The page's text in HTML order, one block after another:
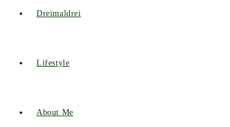
Dreimaldrei
Lifestyle
About Me